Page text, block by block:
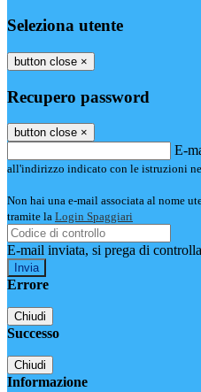
Seleziona utente
button close ×
Recupero password
button close ×
E-
all'indirizzo indicato con le istruzioni
Non hai una e-mail associata al nome
tramite la Login Spaggiari
E-mail inviata, si prega di
Errore
Chiudi
Successo
Chiudi
Informazione